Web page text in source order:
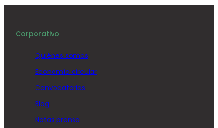
Corporativo
Quiénes somos
Economía circular
Convocatorias
Blog
Notas prensa